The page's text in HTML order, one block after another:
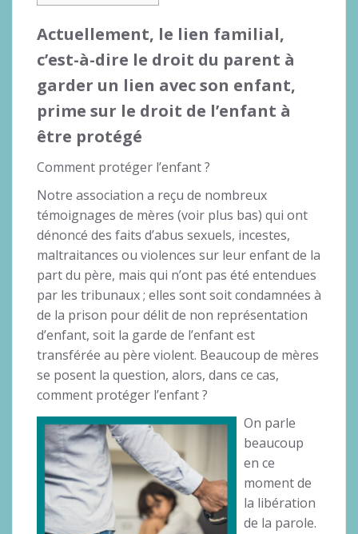
Actuellement, le lien familial,
c’est-à-dire le droit du parent à
garder un lien avec son enfant,
prime sur le droit de l’enfant à
être protégé
Comment protéger l’enfant ?
Notre association a reçu de nombreux
témoignages de mères (voir plus bas) qui ont
dénoncé des faits d’abus sexuels, incestes,
maltraitances ou violences sur leur enfant de la
part du père, mais qui n’ont pas été entendues
par les tribunaux ; elles sont soit condamnées à
de la prison pour délit de non représentation
d’enfant, soit la garde de l’enfant est
transférée au père violent. Beaucoup de mères
se posent la question, alors, dans ce cas,
comment protéger l’enfant ?
On parle
beaucoup
en ce
moment de
la libération
de la parole.